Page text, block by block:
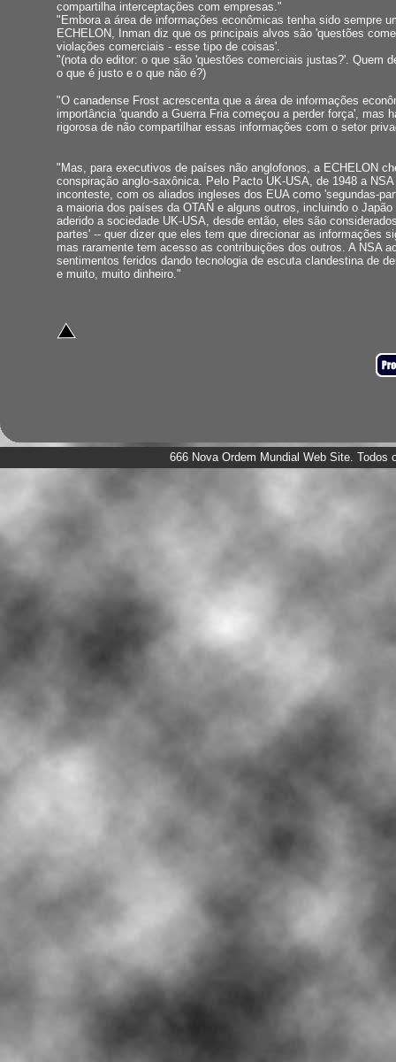
compartilha interceptações com empresas."
"Embora a área de informações econômicas tenha sido sempre
ECHELON, Inman diz que os principais alvos são 'questões
violações comerciais - esse tipo de coisas'.
"(nota do editor: o que são 'questões comerciais justas?'. Quem
o que é justo e o que não é?)
"O canadense Frost acrescenta que a área de informações
importância 'quando a Guerra Fria começou a perder força', mas
rigorosa de não compartilhar essas informações com o setor
"Mas, para executivos de países não anglofonos, a ECHELON
conspiração anglo-saxônica. Pelo Pacto UK-USA, de 1948 a
inconteste, com os aliados ingleses dos EUA como 'segundas-
a maioria dos países da OTAN e alguns outros, incluindo o Japão
aderido a sociedade UK-USA, desde então, eles são
partes' -- quer dizer que eles tem que direcionar as informações
mas raramente tem acesso as contribuições dos outros. A NSA
sentimentos feridos dando tecnologia de escuta clandestina de
e muito, muito dinheiro."
666 Nova Ordem Mundial Web Site. Todos